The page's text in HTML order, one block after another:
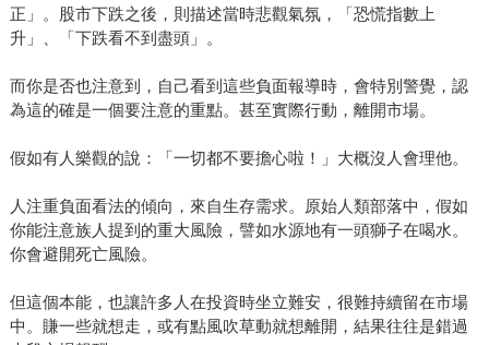
正」。股市下跌之後，則描述當時悲觀氣氛，「恐慌指數上
升」、「下跌看不到盡頭」。
而你是否也注意到，自己看到這些負面報導時，會特別警覺，認
為這的確是一個要注意的重點。甚至實際行動，離開市場。
假如有人樂觀的說：「一切都不要擔心啦！」大概沒人會理他。
人注重負面看法的傾向，來自生存需求。原始人類部落中，假如
你能注意族人提到的重大風險，譬如水源地有一頭獅子在喝水。
你會避開死亡風險。
但這個本能，也讓許多人在投資時坐立難安，很難持續留在市場
中。賺一些就想走，或有點風吹草動就想離開，結果往往是錯過